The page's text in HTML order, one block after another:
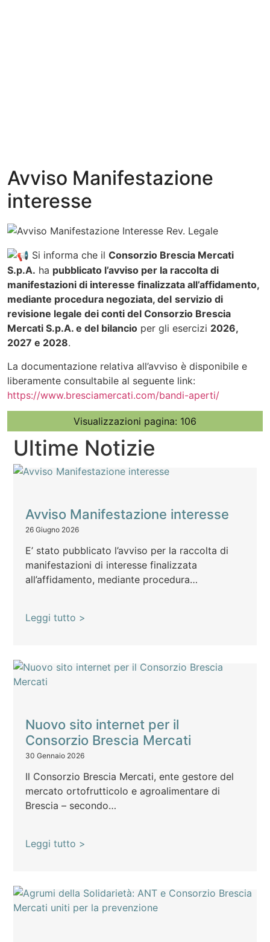
Avviso Manifestazione
interesse
Si informa che il Consorzio Brescia Mercati
S.p.A. ha pubblicato l’avviso per la raccolta di
manifestazioni di interesse finalizzata all’affidamento,
mediante procedura negoziata, del servizio di
revisione legale dei conti del Consorzio Brescia
Mercati S.p.A. e del bilancio per gli esercizi 2026,
2027 e 2028.
La documentazione relativa all’avviso è disponibile e
liberamente consultabile al seguente link:
https://www.bresciamercati.com/bandi-aperti/
Visualizzazioni pagina: 106
Ultime Notizie
Avviso Manifestazione interesse
26 Giugno 2026
E’ stato pubblicato l’avviso per la raccolta di
manifestazioni di interesse finalizzata
all’affidamento, mediante procedura…
Leggi tutto >
Nuovo sito internet per il
Consorzio Brescia Mercati
30 Gennaio 2026
Il Consorzio Brescia Mercati, ente gestore del
mercato ortofrutticolo e agroalimentare di
Brescia – secondo…
Leggi tutto >